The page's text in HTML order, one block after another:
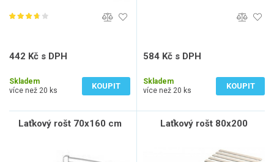
442 Kč s DPH
Skladem
více než 20 ks
KOUPIT
584 Kč s DPH
Skladem
více než 20 ks
KOUPIT
Laťkový rošt 70x160 cm Laťkový rošt 80x200